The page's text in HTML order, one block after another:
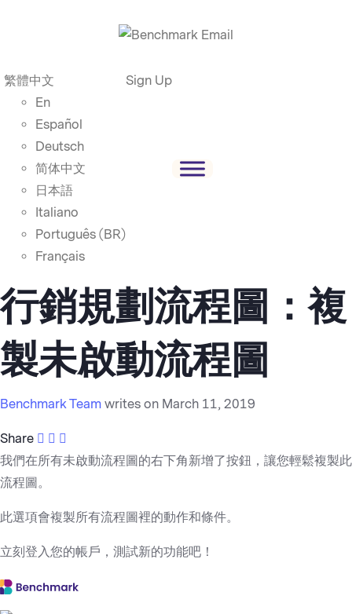
繁體中文
En
Español
Deutsch
简体中文
日本語
Italiano
Português (BR)
Français
Sign Up
行銷規劃流程圖：複
製未啟動流程圖
Benchmark Team writes on March 11, 2019
Share
我們在所有未啟動流程圖的右下角新增了按鈕，讓您輕鬆複製此
流程圖。
此選項會複製所有流程圖裡的動作和條件。
立刻登入您的帳戶，測試新的功能吧！